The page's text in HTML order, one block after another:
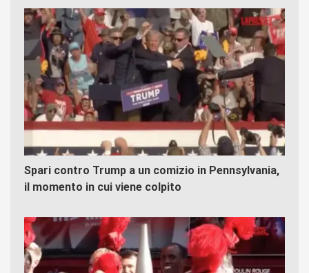
Spari contro Trump a un comizio in Pennsylvania,
il momento in cui viene colpito